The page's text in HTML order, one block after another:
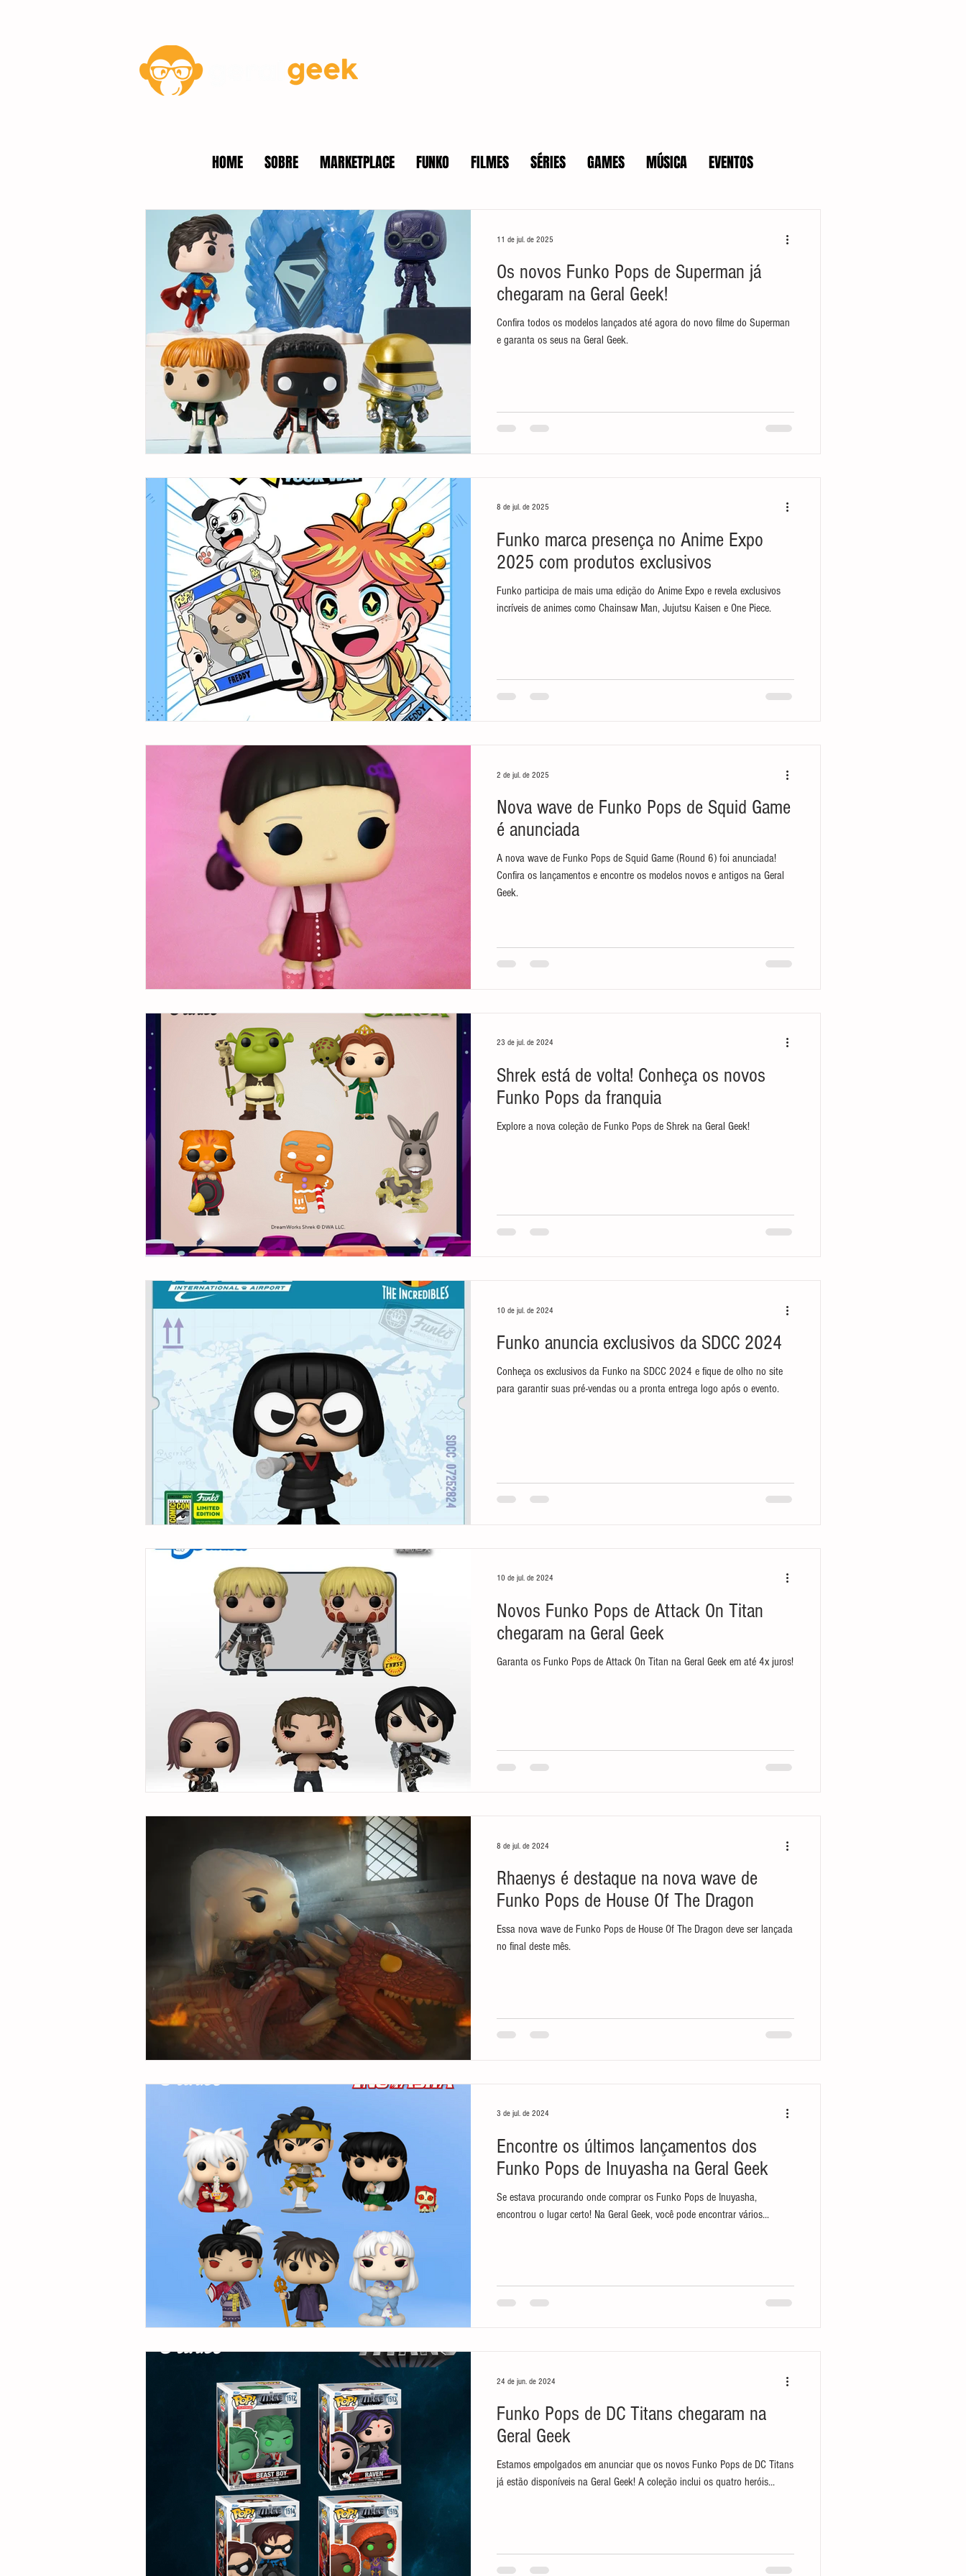
HOME SOBRE MARKETPLACE FUNKO FILMES SÉRIES GAMES MÚSICA EVENTOS
Os novos Funko Pops de Superman já
chegaram na Geral Geek!
Confira todos os modelos lançados até agora do novo filme do Superman
e garanta os seus na Geral Geek.
11 de jul. de 2025
Funko marca presença no Anime Expo
2025 com produtos exclusivos
Funko participa de mais uma edição do Anime Expo e revela exclusivos
incríveis de animes como Chainsaw Man, Jujutsu Kaisen e One Piece.
8 de jul. de 2025
Nova wave de Funko Pops de Squid Game
é anunciada
A nova wave de Funko Pops de Squid Game (Round 6) foi anunciada!
Confira os lançamentos e encontre os modelos novos e antigos na Geral
Geek.
2 de jul. de 2025
Shrek está de volta! Conheça os novos
Funko Pops da franquia
Explore a nova coleção de Funko Pops de Shrek na Geral Geek!
23 de jul. de 2024
Funko anuncia exclusivos da SDCC 2024
Conheça os exclusivos da Funko na SDCC 2024 e fique de olho no site
para garantir suas pré-vendas ou a pronta entrega logo após o evento.
10 de jul. de 2024
Novos Funko Pops de Attack On Titan
chegaram na Geral Geek
Garanta os Funko Pops de Attack On Titan na Geral Geek em até 4x juros!
10 de jul. de 2024
Rhaenys é destaque na nova wave de
Funko Pops de House Of The Dragon
Essa nova wave de Funko Pops de House Of The Dragon deve ser lançada
no final deste mês.
8 de jul. de 2024
Encontre os últimos lançamentos dos
Funko Pops de Inuyasha na Geral Geek
Se estava procurando onde comprar os Funko Pops de Inuyasha,
encontrou o lugar certo! Na Geral Geek, você pode encontrar vários...
3 de jul. de 2024
Funko Pops de DC Titans chegaram na
Geral Geek
Estamos empolgados em anunciar que os novos Funko Pops de DC Titans
já estão disponíveis na Geral Geek! A coleção inclui os quatro heróis...
24 de jun. de 2024